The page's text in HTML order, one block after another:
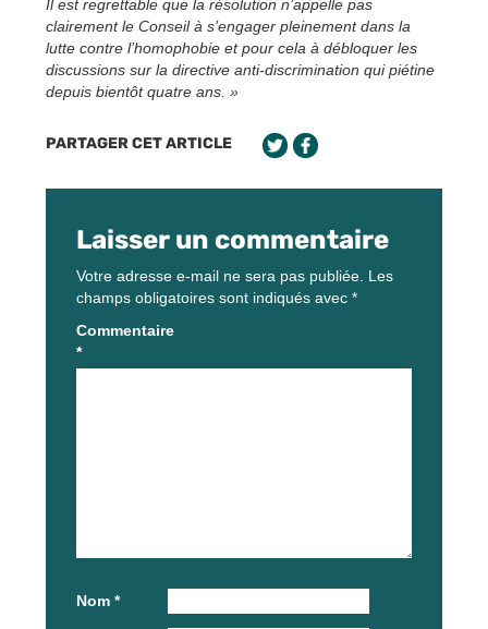
Il est regrettable que la résolution n’appelle pas
clairement le Conseil à s’engager pleinement dans la
lutte contre l’homophobie et pour cela à débloquer les
discussions sur la directive anti-discrimination qui piétine
depuis bientôt quatre ans. »
PARTAGER CET ARTICLE
Laisser un commentaire
Votre adresse e-mail ne sera pas publiée. Les
champs obligatoires sont indiqués avec *
Commentaire
*
Nom *